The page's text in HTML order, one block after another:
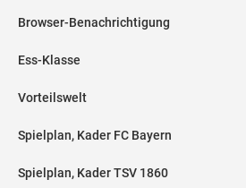
Browser-Benachrichtigung
Ess-Klasse
Vorteilswelt
Spielplan, Kader FC Bayern
Spielplan, Kader TSV 1860